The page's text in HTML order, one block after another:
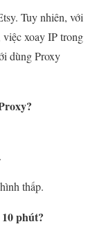
Tuy nhiên, với
xoay IP trong
dùng Proxy
thấp.
phút?